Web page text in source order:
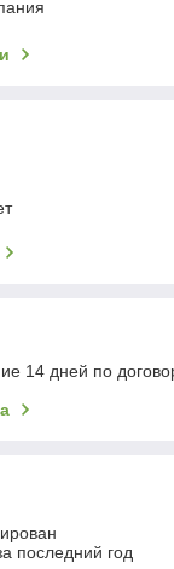
14 дней по
последний год